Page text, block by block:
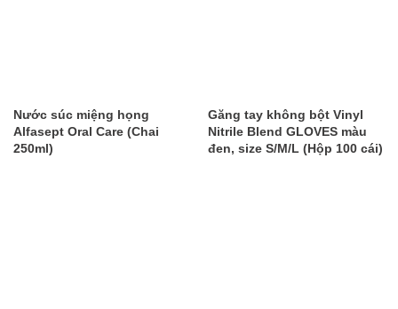
Nước súc miệng họng
Alfasept Oral Care (Chai
250ml)
Găng tay không bột Vinyl
Nitrile Blend GLOVES màu
đen, size S/M/L (Hộp 100 cái)